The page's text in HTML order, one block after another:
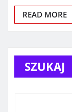
READ MORE
SZUKAJ